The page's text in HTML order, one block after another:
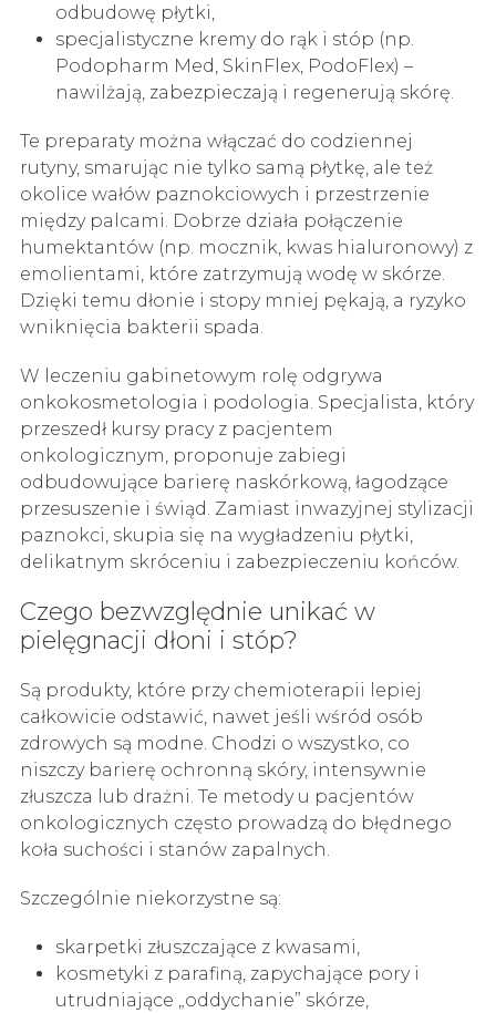
odbudowę płytki,
specjalistyczne kremy do rąk i stóp (np.
Podopharm Med, SkinFlex, PodoFlex) –
nawilżają, zabezpieczają i regenerują skórę.
Te preparaty można włączać do codziennej
rutyny, smarując nie tylko samą płytkę, ale też
okolice wałów paznokciowych i przestrzenie
między palcami. Dobrze działa połączenie
humektantów (np. mocznik, kwas hialuronowy) z
emolientami, które zatrzymują wodę w skórze.
Dzięki temu dłonie i stopy mniej pękają, a ryzyko
wniknięcia bakterii spada.
W leczeniu gabinetowym rolę odgrywa
onkokosmetologia i podologia. Specjalista, który
przeszedł kursy pracy z pacjentem
onkologicznym, proponuje zabiegi
odbudowujące barierę naskórkową, łagodzące
przesuszenie i świąd. Zamiast inwazyjnej stylizacji
paznokci, skupia się na wygładzeniu płytki,
delikatnym skróceniu i zabezpieczeniu końców.
Czego bezwzględnie unikać w
pielęgnacji dłoni i stóp?
Są produkty, które przy chemioterapii lepiej
całkowicie odstawić, nawet jeśli wśród osób
zdrowych są modne. Chodzi o wszystko, co
niszczy barierę ochronną skóry, intensywnie
złuszcza lub drażni. Te metody u pacjentów
onkologicznych często prowadzą do błędnego
koła suchości i stanów zapalnych.
Szczególnie niekorzystne są:
skarpetki złuszczające z kwasami,
kosmetyki z parafiną, zapychające pory i
utrudniające „oddychanie” skórze,